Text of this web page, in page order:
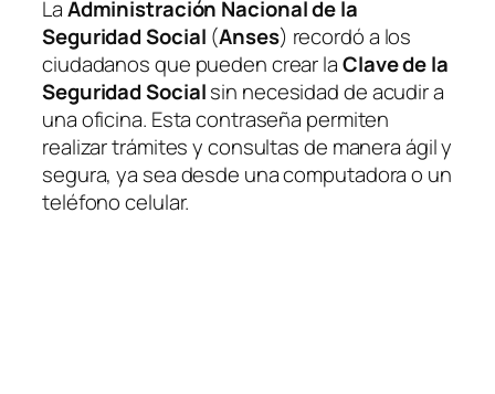
LaAdministración Nacional de la
Seguridad Social (Anses) recordó a los
ciudadanos que pueden crear laClave de la
Seguridad Socialsin necesidad de acudir a
una oficina. Esta contraseña permiten
realizar trámites y consultas de manera ágil y
segura, ya sea desde una computadora o un
teléfono celular.